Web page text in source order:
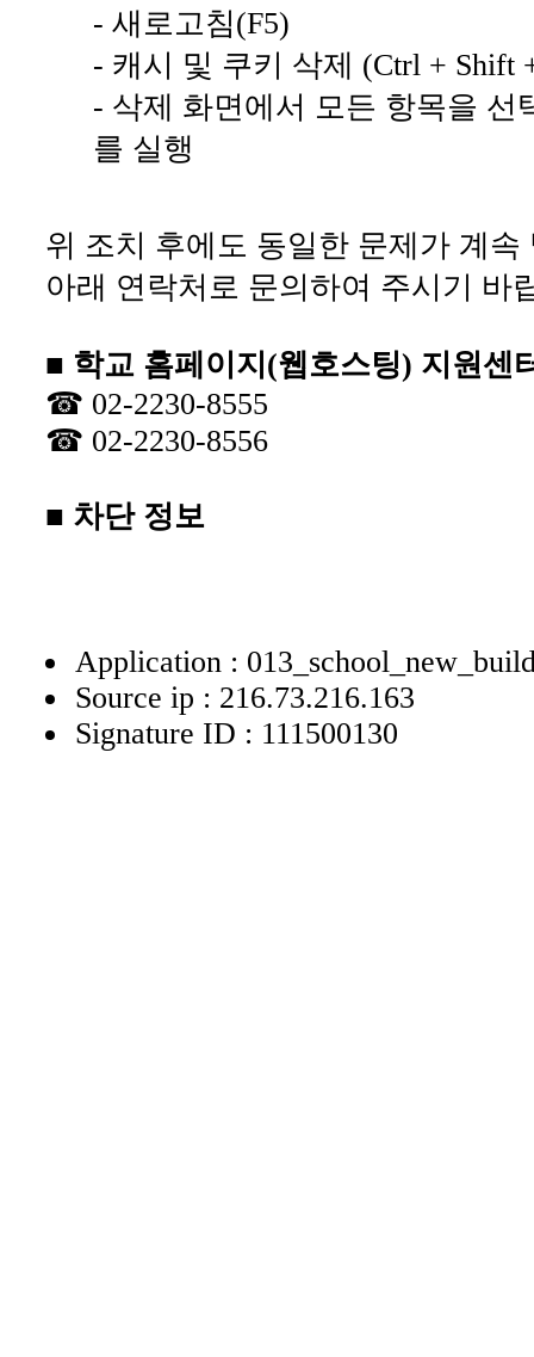
- 새로고침(F5)
- 캐시 및 쿠키 삭제 (Ctrl + Shift
- 삭제 화면에서 모든 항목을 선
를 실행
위 조치 후에도 동일한 문제가 계속
아래 연락처로 문의하여 주시기 바
■ 학교 홈페이지(웹호스팅) 지원센
☎ 02-2230-8555
☎ 02-2230-8556
■ 차단 정보
Application :
Source ip : 216.73.216.163
Signature ID : 111500130